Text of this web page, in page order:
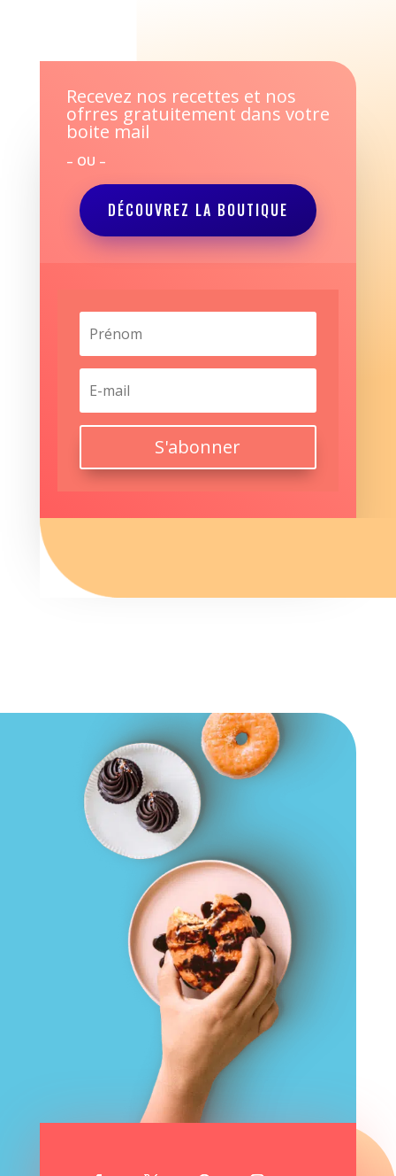
Recevez nos recettes et nos
ofrres gratuitement dans votre
boite mail
– OU –
DÉCOUVREZ LA BOUTIQUE
S'abonner